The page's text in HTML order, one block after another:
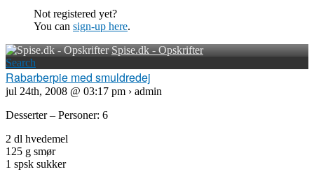
Not registered yet?
You can sign-up here.
Spise.dk - Opskrifter
Search
Rabarberpie med smuldredej
jul 24th, 2008 @ 03:17 pm › admin
Desserter – Personer: 6
2 dl hvedemel
125 g smør
1 spsk sukker